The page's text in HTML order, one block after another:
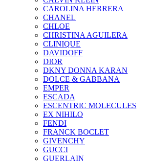
CAROLINA HERRERA
CHANEL
CHLOE
CHRISTINA AGUILERA
CLINIQUE
DAVIDOFF
DIOR
DKNY DONNA KARAN
DOLCE & GABBANA
EMPER
ESCADA
ESCENTRIC MOLECULES
EX NIHILO
FENDI
FRANCK BOCLET
GIVENCHY
GUCCI
GUERLAIN